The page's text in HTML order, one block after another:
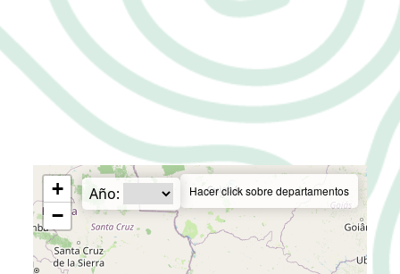
Año:
+
−
Hacer click sobre departamentos